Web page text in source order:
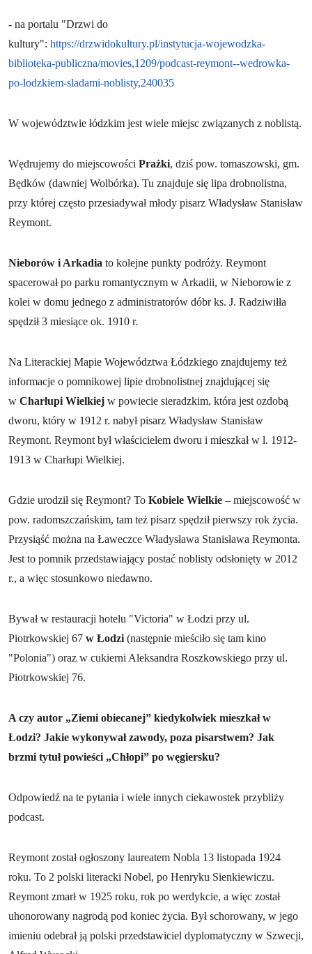
- na portalu "Drzwi do
kultury": https://drzwidokultury.pl/instytucja-wojewodzka-
biblioteka-publiczna/movies,1209/podcast-reymont--wedrowka-
po-lodzkiem-sladami-noblisty,240035
W województwie łódzkim jest wiele miejsc związanych z noblistą.
Wędrujemy do miejscowości Prażki, dziś pow. tomaszowski, gm.
Będków (dawniej Wolbórka). Tu znajduje się lipa drobnolistna,
przy której często przesiadywał młody pisarz Władysław Stanisław
Reymont.
Nieborów i Arkadia to kolejne punkty podróży. Reymont
spacerował po parku romantycznym w Arkadii, w Nieborowie z
kolei w domu jednego z administratorów dóbr ks. J. Radziwiłła
spędził 3 miesiące ok. 1910 r.
Na Literackiej Mapie Województwa Łódzkiego znajdujemy też
informacje o pomnikowej lipie drobnolistnej znajdującej się
w Charłupi Wielkiej w powiecie sieradzkim, która jest ozdobą
dworu, który w 1912 r. nabył pisarz Władysław Stanisław
Reymont. Reymont był właścicielem dworu i mieszkał w l. 1912-
1913 w Charłupi Wielkiej.
Gdzie urodził się Reymont? To Kobiele Wielkie – miejscowość w
pow. radomszczańskim, tam też pisarz spędził pierwszy rok życia.
Przysiąść można na Ławeczce Władysława Stanisława Reymonta.
Jest to pomnik przedstawiający postać noblisty odsłonięty w 2012
r., a więc stosunkowo niedawno.
Bywał w restauracji hotelu "Victoria" w Łodzi przy ul.
Piotrkowskiej 67 w Łodzi (następnie mieściło się tam kino
"Polonia") oraz w cukierni Aleksandra Roszkowskiego przy ul.
Piotrkowskiej 76.
A czy autor „Ziemi obiecanej” kiedykolwiek mieszkał w
Łodzi? Jakie wykonywał zawody, poza pisarstwem? Jak
brzmi tytuł powieści „Chłopi” po węgiersku?
Odpowiedź na te pytania i wiele innych ciekawostek przybliży
podcast.
Reymont został ogłoszony laureatem Nobla 13 listopada 1924
roku. To 2 polski literacki Nobel, po Henryku Sienkiewiczu.
Reymont zmarł w 1925 roku, rok po werdykcie, a więc został
uhonorowany nagrodą pod koniec życia. Był schorowany, w jego
imieniu odebrał ją polski przedstawiciel dyplomatyczny w Szwecji,